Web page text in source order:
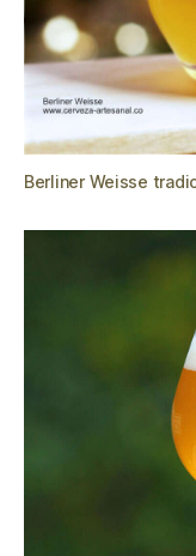
Berliner Weisse